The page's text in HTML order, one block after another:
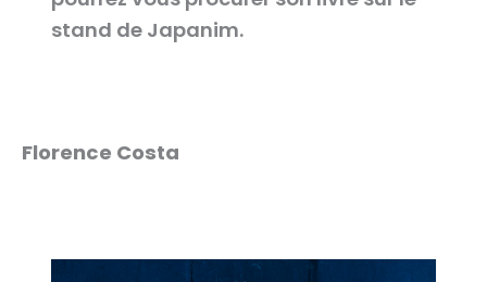
stand de Japanim.
Florence Costa